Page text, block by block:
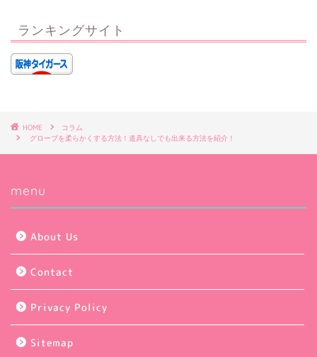
ランキングサイト
HOME
コラム
グローブを柔らかくする方法！道具なしでも出来る方法を紹介！
menu
About Us
Contact
Privacy Policy
Sitemap